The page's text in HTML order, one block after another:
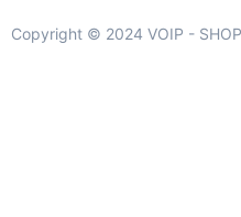
Copyright © 2024 VOIP -